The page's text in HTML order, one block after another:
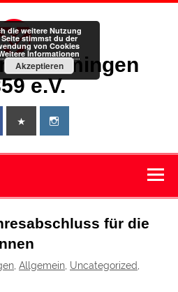
Memmingen
e.V.
für die
,Allgemein Uncategorized
die weitere Nutzung
stimmst du der
von Cookies
Informationen
Akzeptieren